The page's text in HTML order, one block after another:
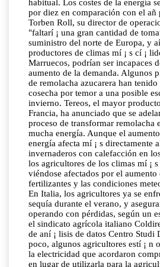
habitual. Los costes de la energía
por diez en comparación con el añ
Torben Roll, su director de
"faltarí ¡ una gran cantidad de
suministro del norte de Europa, y
productores de climas mí ¡ s cí ¡
Marruecos, podrían ser incapaces
aumento de la demanda. Algunos
de remolacha azucarera han tenido
cosecha por temor a una posible
invierno. Tereos, el mayor
Francia, ha anunciado que se
proceso de transformar remolacha
mucha energía. Aunque el
energía afecta mí ¡ s directamente
invernaderos con calefacción en
los agricultores de los climas mí ¡
viéndose afectados por el aumento
fertilizantes y las condiciones
En Italia, los agricultores ya se
sequía durante el verano, y
operando con pérdidas, según un
el sindicato agrícola italiano
de aní ¡ lisis de datos Centro Studi
poco, algunos agricultores estí ¡ n
la electricidad que acordaron
en lugar de utilizarla para la